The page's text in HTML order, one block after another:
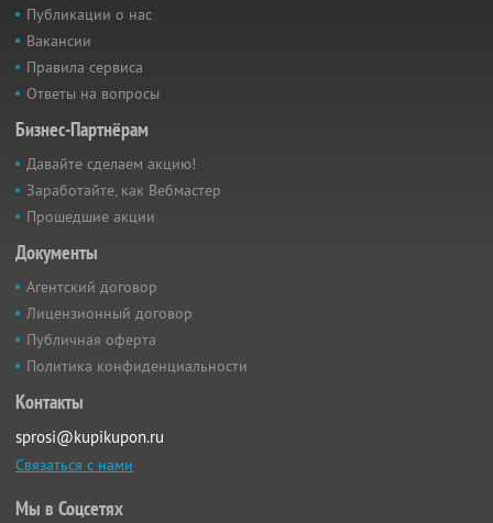
Публикации о нас
Вакансии
Правила сервиса
Ответы на вопросы
Бизнес-Партнёрам
Давайте сделаем акцию!
Заработайте, как Вебмастер
Прошедшие акции
Документы
Агентский договор
Лицензионный договор
Публичная оферта
Политика конфиденциальности
Контакты
sprosi@kupikupon.ru
Связаться с нами
Мы в Соцсетях